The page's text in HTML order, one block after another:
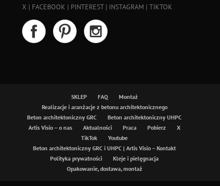
X | FACEBOOK | PINTEREST| INSTAGRAM | TIKTOK
SKLEP FAQ
Montaż
Realizacje i aranżacje z betonu architektonicznego
Beton architektoniczny GRC
Beton architektoniczny UHPC
Artis Visio – o nas
Aktualności Praca Pobierz
X
TikTok
Youtube
Beton architektoniczny GRC i UHPC | Artis Visio – Kontakt
Polityka prywatności
Kleje i pielęgnacja
Opakowanie, dostawa, montaż